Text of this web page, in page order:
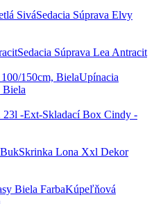
Sedacia Súprava Elvy
Sedacia Súprava Lea Antracit
Upínacia
Biela
Skladací Box Cindy -
Skrinka Lona Xxl Dekor
Kúpeľňová